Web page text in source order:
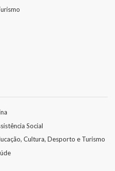
Social
Cultura, Desporto e Turismo